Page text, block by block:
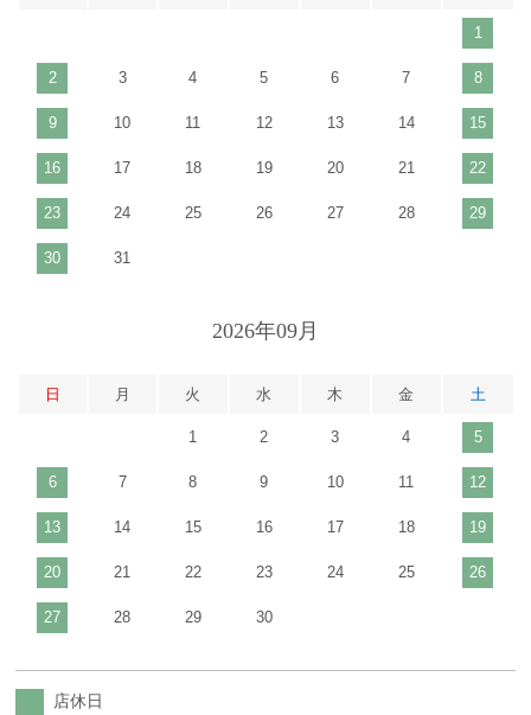
1
2 3 4 5 6 7 8
9 10 11 12 13 14 15
16 17 18 19 20 21 22
23 24 25 26 27 28 29
30 31
2026年09月
日 月 火 水 木 金 土
1 2 3 4 5
6 7 8 9 10 11 12
13 14 15 16 17 18 19
20 21 22 23 24 25 26
27 28 29 30
店休日